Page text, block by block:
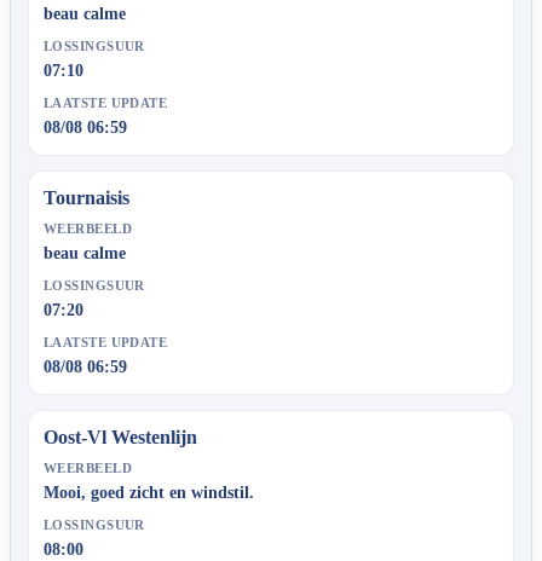
beau calme
LOSSINGSUUR
07:10
LAATSTE UPDATE
08/08 06:59
Tournaisis
WEERBEELD
beau calme
LOSSINGSUUR
07:20
LAATSTE UPDATE
08/08 06:59
Oost-Vl Westenlijn
WEERBEELD
Mooi, goed zicht en windstil.
LOSSINGSUUR
08:00